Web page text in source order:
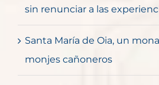
sin renunciar a las
Santa María de Oia, un
monjes cañoneros